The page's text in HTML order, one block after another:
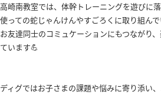
高崎南教室では、体幹トレーニングを遊びに
使っての蛇じゃんけんやすごろくに取り組ん
お友達同士のコミュケーションにもつながり
ています💪
ディグではお子さまの課題や悩みに寄り添い